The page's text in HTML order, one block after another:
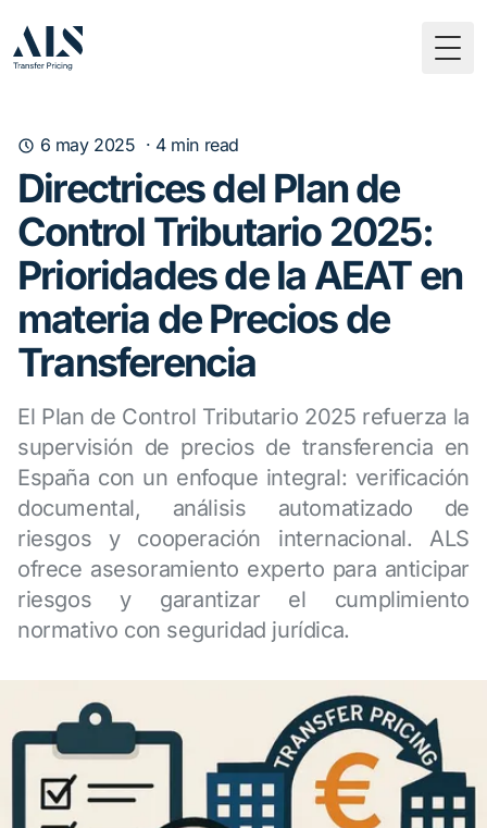
6 may 2025 · 4min read
Directrices del Plan de
Control Tributario 2025:
Prioridades de la AEAT en
materia de Precios de
Transferencia
El Plan de Control Tributario 2025 refuerza la
supervisión de precios de transferencia en
España con un enfoque integral: verificación
documental, análisis automatizado de
riesgos y cooperación internacional. ALS
ofrece asesoramiento experto para anticipar
riesgos y garantizar el cumplimiento
normativo con seguridad jurídica.